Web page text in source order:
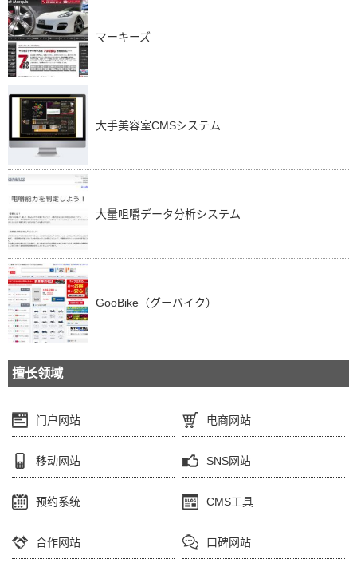
マーキーズ
大手美容室CMSシステム
大量咀嚼データ分析システム
GooBike（グーバイク）
擅长领域
门户网站 电商网站
移动网站 SNS网站
预约系统 CMS工具
合作网站 口碑网站